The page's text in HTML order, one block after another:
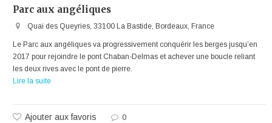
Parc aux angéliques
Quai des Queyries, 33100 La Bastide, Bordeaux, France
Le Parc aux angéliques va progressivement conquérir les berges jusqu’en
2017 pour rejoindre le pont Chaban-Delmas et achever une boucle reliant
les deux rives avec le pont de pierre.
Lire la suite
Ajouter aux favoris 0